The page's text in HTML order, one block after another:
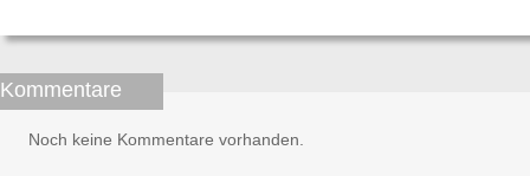
Kommentare
Noch keine Kommentare vorhanden.